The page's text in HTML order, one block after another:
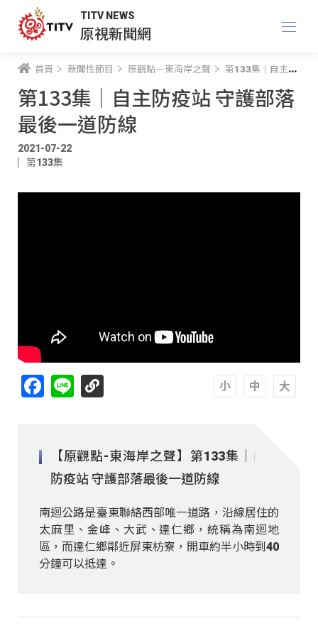
TITV NEWS
原視新聞網
首頁 新聞性節目 原觀點－東海岸之聲 第133集｜自主防疫站 守護部落最後一道防線
第133集｜自主防疫站 守護部落
最後一道防線
2021-07-22
第133集
Facebook
Line
【原觀點-東海岸之聲】第133集｜自主
防疫站 守護部落最後一道防線
南迴公路是臺東聯絡西部唯一道路，沿線居住的
太麻里、金峰、大武、達仁鄉，統稱為南迴地
區，而達仁鄉鄰近屏東枋寮，開車約半小時到40
分鐘可以抵達。